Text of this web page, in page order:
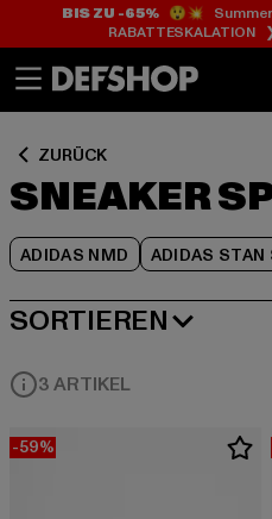
BIS ZU -65%😲💥 Summer
RABATTESKALATION
ZURÜCK
SNEAKER
ADIDAS NMD ADIDAS STAN
SORTIEREN
BELIEBTESTE
3 ARTIKEL
-59%